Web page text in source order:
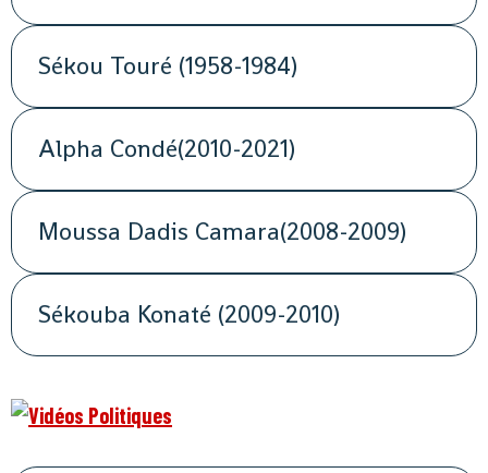
Sékou Touré (1958-1984)
Alpha Condé(2010-2021)
Moussa Dadis Camara(2008-2009)
Sékouba Konaté (2009-2010)